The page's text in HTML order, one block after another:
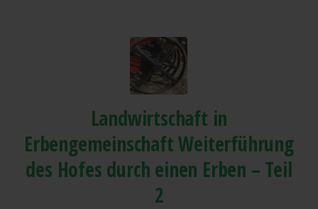
Landwirtschaft in
Erbengemeinschaft Weiterführung
des Hofes durch einen Erben – Teil
2